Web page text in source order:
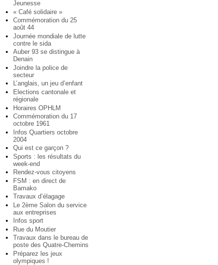
Jeunesse
« Café solidaire »
Commémoration du 25
août 44
Journée mondiale de lutte
contre le sida
Auber 93 se distingue à
Denain
Joindre la police de
secteur
L’anglais, un jeu d’enfant
Elections cantonale et
régionale
Horaires OPHLM
Commémoration du 17
octobre 1961
Infos Quartiers octobre
2004
Qui est ce garçon ?
Sports : les résultats du
week-end
Rendez-vous citoyens
FSM : en direct de
Bamako
Travaux d’élagage
Le 2ème Salon du service
aux entreprises
Infos sport
Rue du Moutier
Travaux dans le bureau de
poste des Quatre-Chemins
Préparez les jeux
olympiques !